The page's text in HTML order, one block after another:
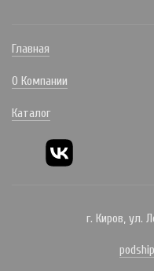
Главная
О Компании
Каталог
г. Киров, ул.